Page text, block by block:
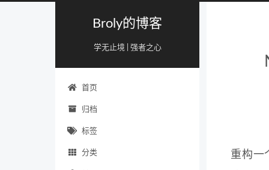
Broly的博客
学无止境 | 强者之心
首页
归档
标签
分类
重构一